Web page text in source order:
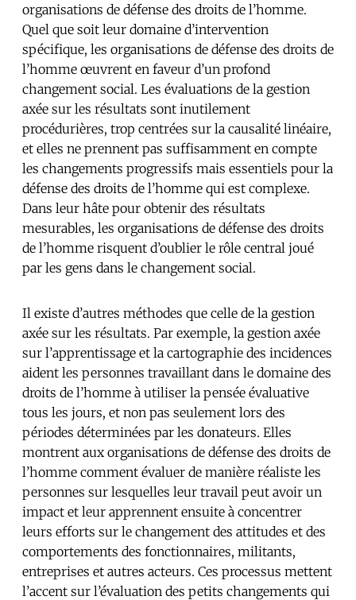
organisations de défense des droits de l’homme.
Quel que soit leur domaine d’intervention
spécifique, les organisations de défense des droits de
l’homme œuvrent en faveur d’un profond
changement social. Les évaluations de la gestion
axée sur les résultats sont inutilement
procédurières, trop centrées sur la causalité linéaire,
et elles ne prennent pas suffisamment en compte
les changements progressifs mais essentiels pour la
défense des droits de l’homme qui est complexe.
Dans leur hâte pour obtenir des résultats
mesurables, les organisations de défense des droits
de l’homme risquent d’oublier le rôle central joué
par les gens dans le changement social.
Il existe d’autres méthodes que celle de la gestion
axée sur les résultats. Par exemple, la gestion axée
sur l’apprentissage et la cartographie des incidences
aident les personnes travaillant dans le domaine des
droits de l’homme à utiliser la pensée évaluative
tous les jours, et non pas seulement lors des
périodes déterminées par les donateurs. Elles
montrent aux organisations de défense des droits de
l’homme comment évaluer de manière réaliste les
personnes sur lesquelles leur travail peut avoir un
impact et leur apprennent ensuite à concentrer
leurs efforts sur le changement des attitudes et des
comportements des fonctionnaires, militants,
entreprises et autres acteurs. Ces processus mettent
l’accent sur l’évaluation des petits changements qui